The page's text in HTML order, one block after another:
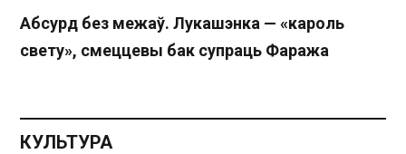
Абсурд без межаў. Лукашэнка — «кароль
свету», смеццевы бак супраць Фаража
КУЛЬТУРА